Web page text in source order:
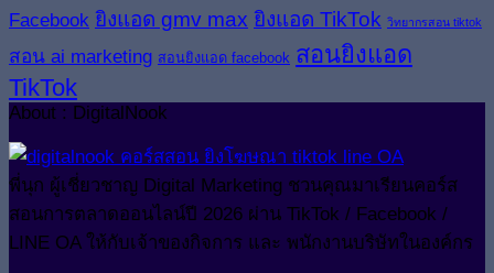
Facebook ยิงแอด gmv max ยิงแอด TikTok วิทยากรสอน tiktok
สอน ai marketing สอนยิงแอด facebook สอนยิงแอด
TikTok
About : DigitalNook
พี่นุก ผู้เชี่ยวชาญ Digital Marketing ชวนคุณมาเรียนคอร์ส
สอนการตลาดออนไลน์ปี 2026 ผ่าน TikTok / Facebook /
LINE OA ให้กับเจ้าของกิจการ และ พนักงานบริษัทในองค์กร